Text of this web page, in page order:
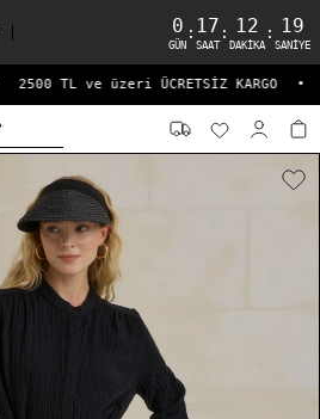
0
GÜN
: 17
SAAT
: 12
DAKIKA
: 19
SANIYE
2500 TL ve üzeri ÜCRETSİZ KARGO